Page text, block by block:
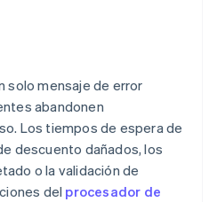
solo mensaje de error
abandonen
Los tiempos de espera de
descuento dañados, los
o la validación de
del procesador de